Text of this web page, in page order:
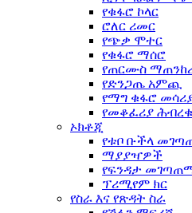
የቁፋሮ ኮላር
ሮለር ሪመር
የጭቃ ሞተር
የቁፋሮ ማሰሮ
የጠርሙስ
የድንጋጤ አምጪ
የማግ ቁፋሮ
የመቆፈሪያ
ኦክቶጂ
የቱቦ ቡችላ
ማያያዣዎች
የፍንዳታ
ፕሪሚየም ክር
የስራ እና የጽዳት ስራ